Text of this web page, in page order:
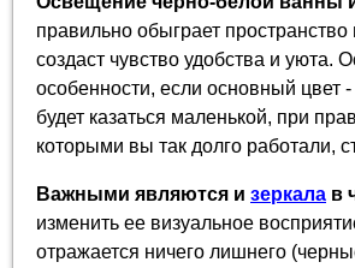
правильно обыграет
создаст чувство удобства и
особенности, если основный цвет
будет казаться маленькой, при
которыми вы так долго работали,
Важными являются и зеркала в
изменить ее визуальное
отражается ничего лишнего